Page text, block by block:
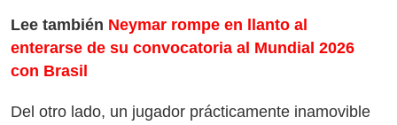
Lee también Neymar rompe en llanto al
enterarse de su convocatoria al Mundial 2026
con Brasil
Del otro lado, un jugador prácticamente inamovible